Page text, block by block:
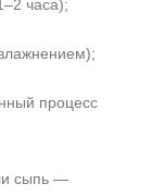
часа);
процесс
сыпь —